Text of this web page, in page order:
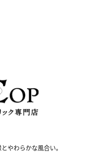
やわらかな風合い。